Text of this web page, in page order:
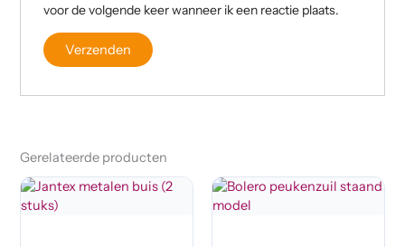
voor de volgende keer wanneer ik een reactie plaats.
Gerelateerde producten